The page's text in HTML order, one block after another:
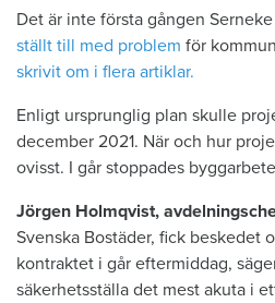
Det är inte första gången
ställt till med problem för
skrivit om i flera artiklar.
Enligt ursprunglig plan skulle
december 2021. När och hur
ovisst. I går stoppades
Jörgen Holmqvist,
Svenska Bostäder, fick beskedet
kontraktet i går eftermiddag,
säkerhetsställa det mest akuta i